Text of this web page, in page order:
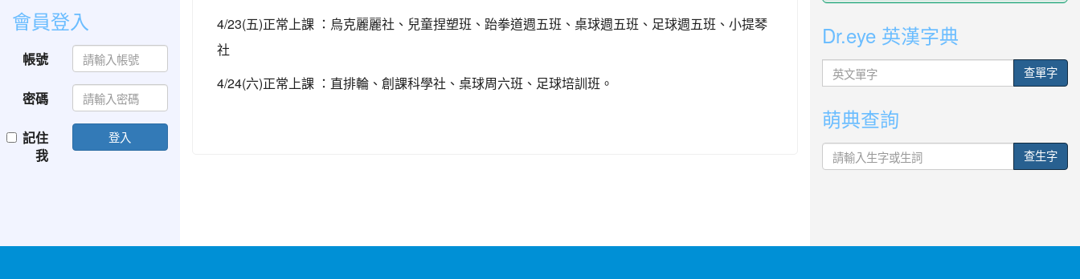
4/23(五)正常上課 ：烏克麗麗社、兒童捏塑班、跆拳道週五班、桌球週五班、足球週五班、小提琴
社
4/24(六)正常上課 ：直排輪、創課科學社、桌球周六班、足球培訓班。
會員登入
帳號
密碼
記住
我
登入
Dr.eye 英漢字典
英
文
字
查單字
萌典查詢
查生字